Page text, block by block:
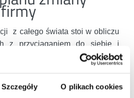
Szczegóły O plikach cookies
z całego świata stoi w obliczu
z przyciąganiem do siebie i
filarach firmy pracowników,
pod uwagę ich umiejętności
organizacji ma trudności ze